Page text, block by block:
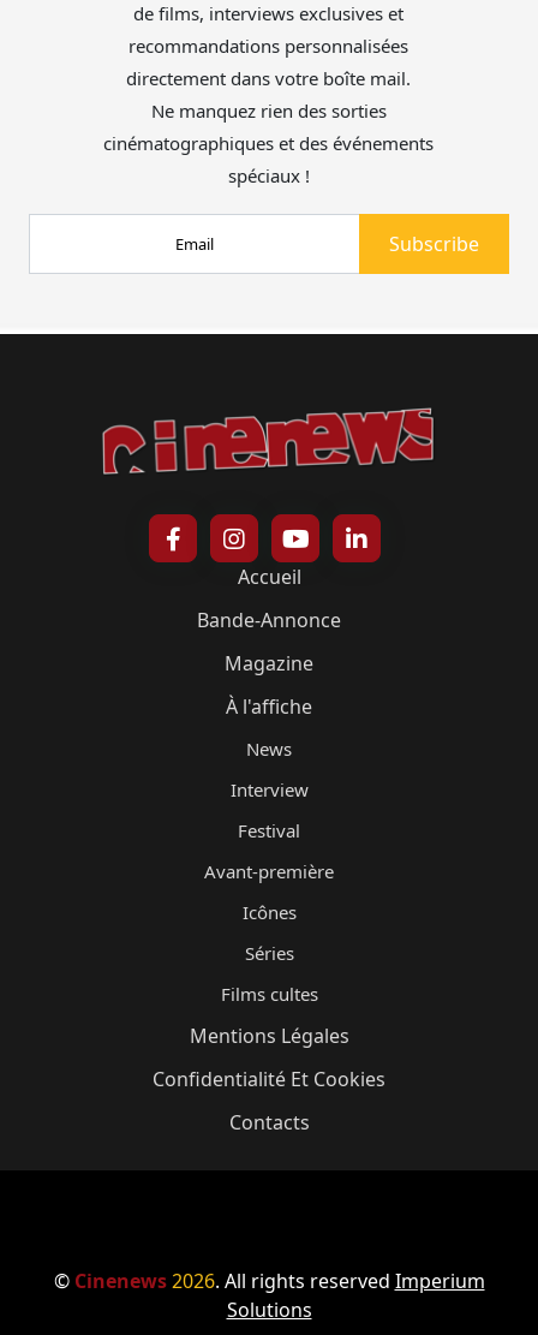
de films, interviews exclusives et
recommandations personnalisées
directement dans votre boîte mail.
Ne manquez rien des sorties
cinématographiques et des événements
spéciaux !
Accueil
Bande-Annonce
Magazine
À l'affiche
News
Interview
Festival
Avant-première
Icônes
Séries
Films cultes
Mentions Légales
Confidentialité Et Cookies
Contacts
© Cinenews 2026. All rights reserved Imperium
Solutions